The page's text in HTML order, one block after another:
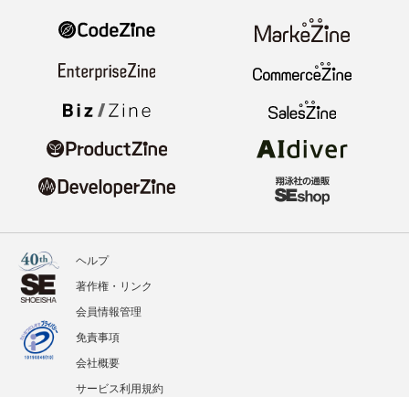
ヘルプ
著作権・リンク
会員情報管理
免責事項
会社概要
サービス利用規約